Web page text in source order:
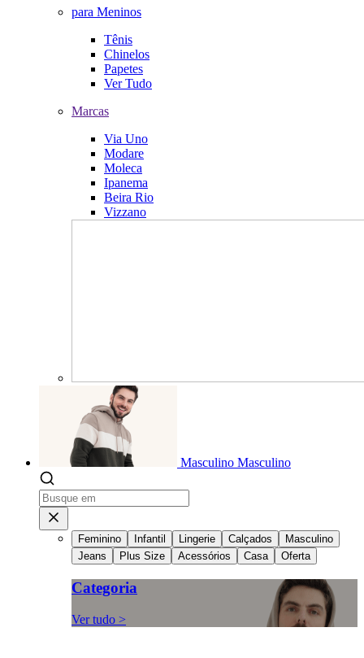
para Meninos
Tênis
Chinelos
Papetes
Ver Tudo
Marcas
Via Uno
Modare
Moleca
Ipanema
Beira Rio
Vizzano
Masculino Masculino
Feminino Infantil Lingerie Calçados
Masculino
Jeans
Plus Size Acessórios Casa Oferta
Categoria
Ver tudo >